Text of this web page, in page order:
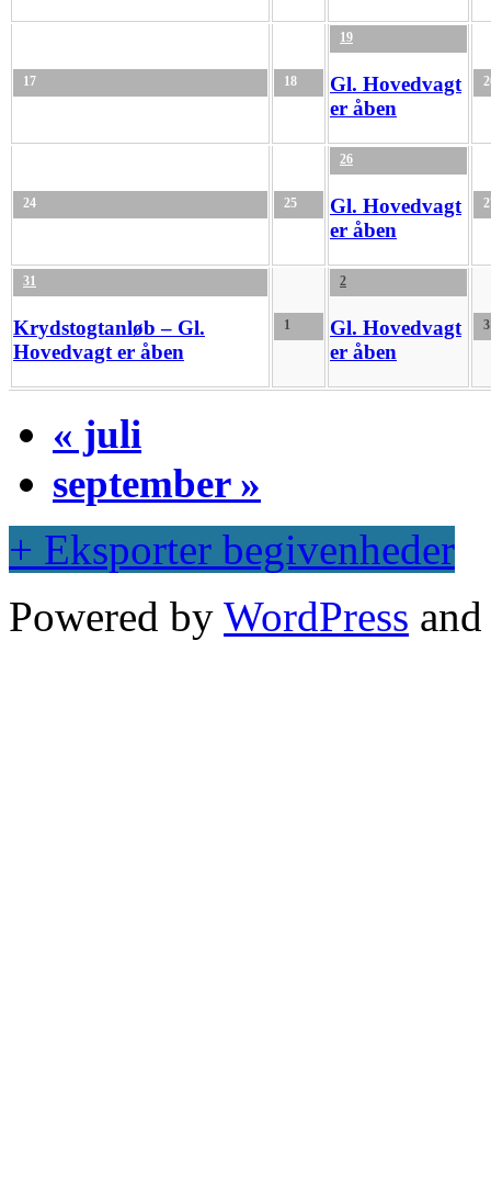
17 18
19
Gl. Hovedvagt
er åben
24 25
26
Gl. Hovedvagt
er åben
31
Krydstogtanløb – Gl.
Hovedvagt er åben
1
2
Gl. Hovedvagt
er åben
3
« juli
september »
+ Eksporter begivenheder
Powered by WordPress